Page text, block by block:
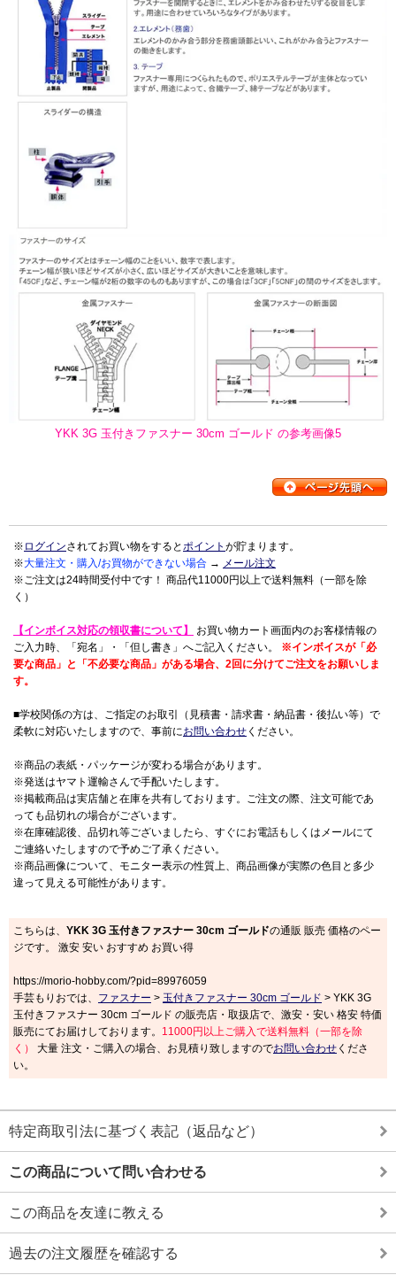
YKK 3G 玉付きファスナー 30cm ゴールド の参考画像5
※ ログインされてお買い物をすると ポイント が貯まります。
※大量注文・購入/お買物ができない場合 → メール注文
※ご注文は24時間受付中です！ 商品代11000円以上で送料無料（一部を除
く）
【インボイス対応の領収書について】
お買い物カート画面内のお客様情報の
ご入力時、「宛名」・「但し書き」へご記入ください。 ※インボイスが「必
要な商品」と「不必要な商品」がある場合、2回に分けてご注文をお願いしま
す。
■学校関係の方は、ご指定のお取引（見積書・請求書・納品書・後払い等）で
柔軟に対応いたしますので、事前にお問い合わせ ください。
※商品の表紙・パッケージが変わる場合があります。
※発送はヤマト運輸さんで手配いたします。
※掲載商品は実店舗と在庫を共有しております。ご注文の際、注文可能であ
っても品切れの場合がございます。
※在庫確認後、品切れ等ございましたら、すぐにお電話もしくはメールにて
ご連絡いたしますので予めご了承ください。
※商品画像について、モニター表示の性質上、商品画像が実際の色目と多少
違って見える可能性があります。
こちらは、 YKK 3G 玉付きファスナー 30cm ゴールドの通販 販売 価格のペー
ジです。 激安 安い おすすめ お買い得
https://morio-hobby.com/?pid=89976059
手芸もりおでは、 ファスナー > 玉付きファスナー 30cm ゴールド > YKK 3G
玉付きファスナー 30cm ゴールド の販売店・取扱店で、激安・安い 格安 特価
販売にてお届けしております。 11000円以上ご購入で送料無料（一部を除
く）
大量 注文・ご購入の場合、お見積り致しますのでお問い合わせ くださ
い。
特定商取引法に基づく表記（返品など）
この商品について問い合わせる
この商品を友達に教える
過去の注文履歴を確認する